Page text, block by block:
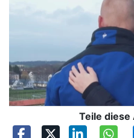
Teile diese